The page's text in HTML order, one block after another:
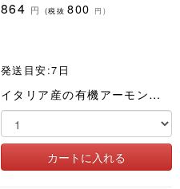
864 円 (税抜800 円)
発送目安:7日
イタリア産の有機アーモンドをローストしました